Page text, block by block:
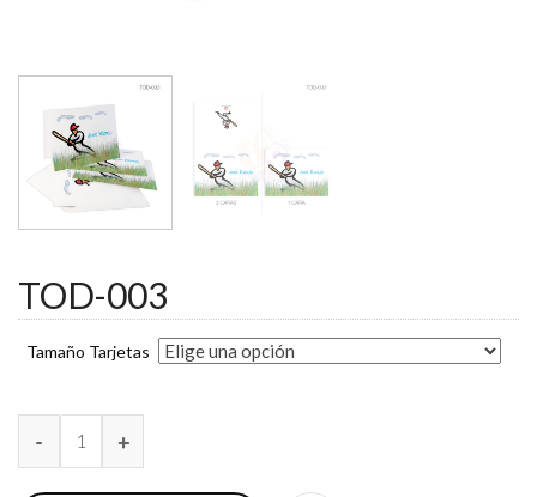
TOD-003
Tamaño Tarjetas